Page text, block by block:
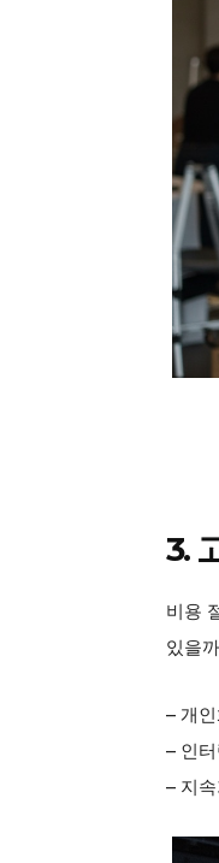
3.
비용
있을
– 개
– 인
– 지